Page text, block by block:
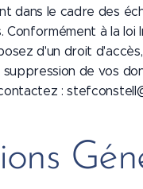
dans le cadre des
Conformément à la loi
d'un droit
de vos
: